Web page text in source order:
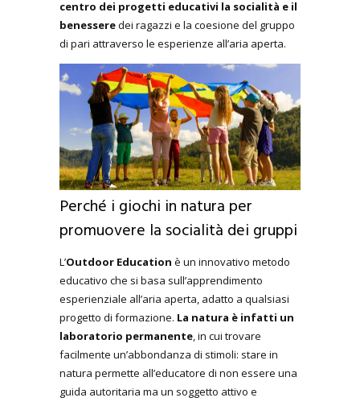
centro dei progetti educativi la socialità e il
benesseredei ragazzi e la coesione del gruppo
di pari attraverso le esperienze all’aria aperta.
Perché i giochi in natura per
promuovere la socialità dei gruppi
L’Outdoor Education è un innovativo metodo
educativo che si basa sull’apprendimento
esperienziale all’aria aperta, adatto a qualsiasi
progetto di formazione. La natura è infatti un
laboratorio permanente, in cui trovare
facilmente un’abbondanza di stimoli: stare in
natura permette all’educatore di non essere una
guida autoritaria ma un soggetto attivo e